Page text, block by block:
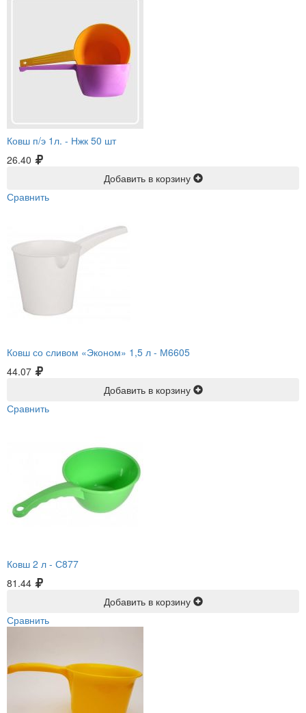
Ковш п/э 1л. - Нжк 50 шт
26.40
Добавить в корзину
Сравнить
Ковш со сливом «Эконом» 1,5 л - М6605
44.07
Добавить в корзину
Сравнить
Ковш 2 л - С877
81.44
Добавить в корзину
Сравнить